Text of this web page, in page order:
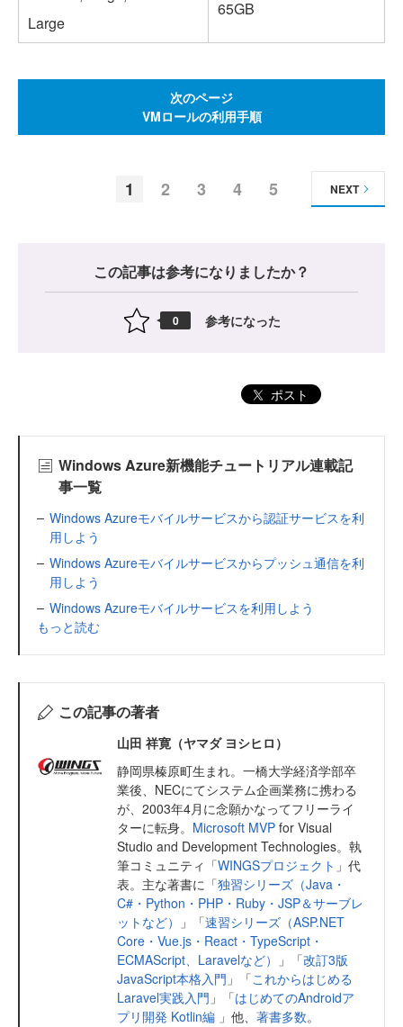
Large
65GB
次のページ
VMロールの利用手順
1 2 3 4 5 NEXT
この記事は参考になりましたか？
0 参考になった
ポスト
Windows Azure新機能チュートリアル連載記
事一覧
Windows Azureモバイルサービスから認証サービスを利
用しよう
Windows Azureモバイルサービスからプッシュ通信を利
用しよう
Windows Azureモバイルサービスを利用しよう
もっと読む
この記事の著者
山田 祥寛（ヤマダ ヨシヒロ）
静岡県榛原町生まれ。一橋大学経済学部卒
業後、NECにてシステム企画業務に携わる
が、2003年4月に念願かなってフリーライ
ターに転身。 Microsoft MVP for Visual
Studio and Development Technologies。執
筆コミュニティ「WINGSプロジェクト 」代
表。主な著書に「独習シリーズ（Java・
C#・Python・PHP・Ruby・JSP＆サーブレ
ットなど）
」「速習シリーズ（ASP.NET
Core・Vue.js・React・TypeScript・
ECMAScript、Laravelなど）
」「改訂3版
JavaScript本格入門 」「これからはじめる
Laravel実践入門 」「はじめてのAndroidア
プリ開発 Kotlin編 」他、 著書多数。